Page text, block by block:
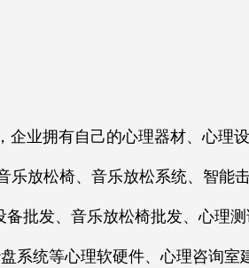
业拥有自己的心理器材、心理设
放松椅、音乐放松系统、智能击
批发、音乐放松椅批发、心理测
系统等心理软硬件、心理咨询室